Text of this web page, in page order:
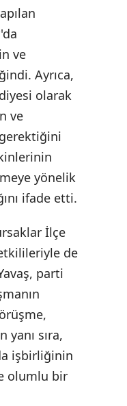
ve
Ayrıca,
olarak
ve
gerektiğini
yönelik
ifade etti.
İlçe
de
parti
yanı sıra,
işbirliğinin
olumlu bir